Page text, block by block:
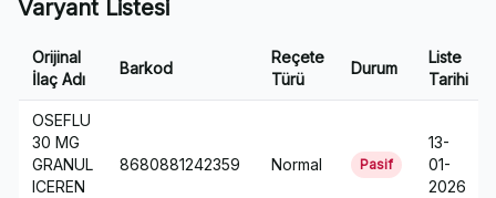
Varyant Listesi
Orijinal
İlaç Adı
Barkod
Reçete
Türü
Durum
Liste
Tarihi
OSEFLU
30 MG
GRANUL
ICEREN
8680881242359 Normal Pasif
13-
01-
2026